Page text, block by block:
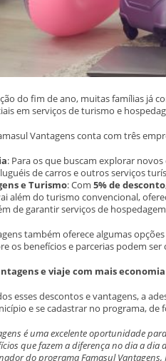
do fim de ano, muitas famílias já
em serviços de turismo e
Vantagens conta com três
: Para os que buscam explorar
de carros e outros serviços
e Turismo: Com 5% de desconto
além do turismo convencional,
de garantir serviços de
também oferece algumas
os benefícios e parcerias podem ser
e viaje com mais economia
esses descontos e vantagens, a
e se cadastrar no programa, de
é uma excelente oportunidade
que fazem a diferença no dia a dia
do programa Famasul Vantagens,